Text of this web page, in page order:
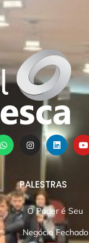
PALESTRAS
O Poder é Seu
Negócio Fechado